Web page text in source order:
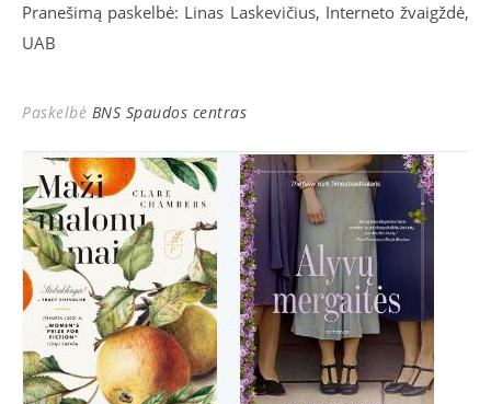
Pranešimą paskelbė: Linas Laskevičius, Interneto žvaigždė,
UAB
Paskelbė BNS Spaudos centras